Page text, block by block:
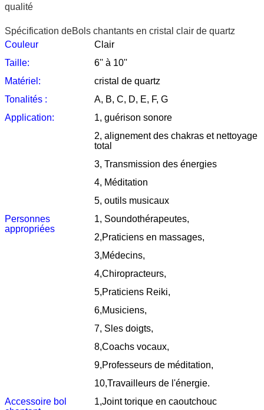
qualité
Spécification deBols chantants en cristal clair de quartz
Couleur
Clair
Taille:
6'' à 10''
Matériel:
cristal de quartz
Tonalités :
A, B, C, D, E, F, G
Application:
1, guérison sonore
2, alignement des chakras et nettoyage
total
3, Transmission des énergies
4, Méditation
5, outils musicaux
Personnes
appropriées
1, Soundothérapeutes,
2,Praticiens en massages,
3,Médecins,
4,Chiropracteurs,
5,Praticiens Reiki,
6,Musiciens,
7, S les doigts,
8,Coachs vocaux,
9,Professeurs de méditation,
10,Travailleurs de l'énergie.
Accessoire bol
1,Joint torique en caoutchouc